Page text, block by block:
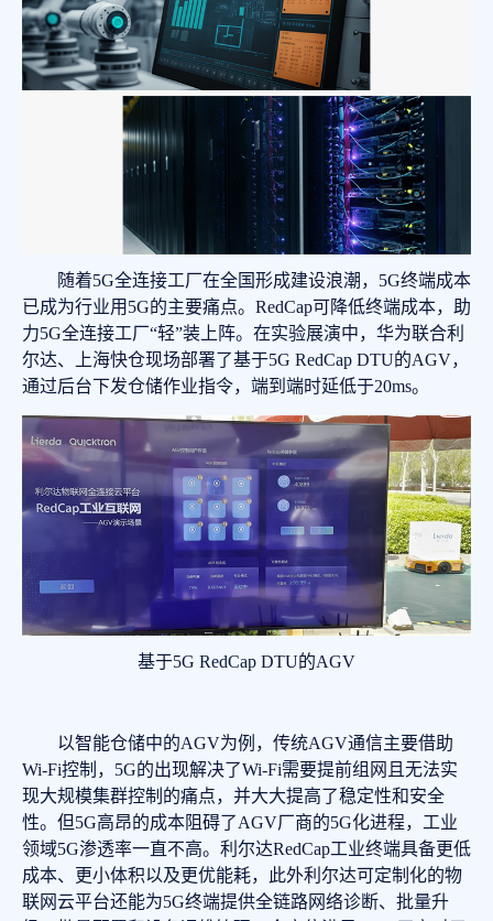
随着5G全连接工厂在全国形成建设浪潮，5G终端成本
已成为行业用5G的主要痛点。RedCap可降低终端成本，助
力5G全连接工厂“轻”装上阵。在实验展演中，华为联合利
尔达、上海快仓现场部署了基于5G RedCap DTU的AGV，
通过后台下发仓储作业指令，端到端时延低于20ms。
基于5G RedCap DTU的AGV
以智能仓储中的AGV为例，传统AGV通信主要借助
Wi-Fi控制，5G的出现解决了Wi-Fi需要提前组网且无法实
现大规模集群控制的痛点，并大大提高了稳定性和安全
性。但5G高昂的成本阻碍了AGV厂商的5G化进程，工业
领域5G渗透率一直不高。利尔达RedCap工业终端具备更低
成本、更小体积以及更优能耗，此外利尔达可定制化的物
联网云平台还能为5G终端提供全链路网络诊断、批量升